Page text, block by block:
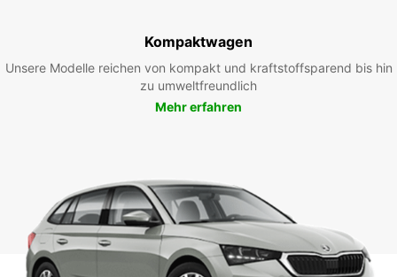
Kompaktwagen
Unsere Modelle reichen von kompakt und kraftstoffsparend bis hin
zu umweltfreundlich
Mehr erfahren